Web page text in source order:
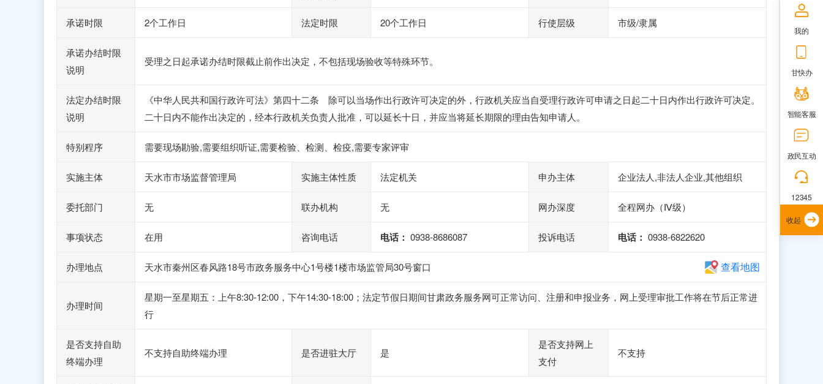
承诺时限 2个工作日 法定时限 20个工作日 行使层级 市级/隶属
承诺办结时限
说明
受理之日起承诺办结时限截止前作出决定，不包括现场验收等特殊环节。
法定办结时限
说明
《中华人民共和国行政许可法》第四十二条 除可以当场作出行政许可决定的外，行政机关应当自受理行政许可申请之日起二十日内作出行政许可决定。
二十日内不能作出决定的，经本行政机关负责人批准，可以延长十日，并应当将延长期限的理由告知申请人。
特别程序 需要现场勘验,需要组织听证,需要检验、检测、检疫,需要专家评审
实施主体 天水市市场监督管理局 实施主体性质 法定机关 申办主体 企业法人,非法人企业,其他组织
委托部门 无 联办机构 无 网办深度 全程网办（Ⅳ级）
事项状态 在用 咨询电话 电话： 0938-8686087 投诉电话 电话： 0938-6822620
办理地点 天水市秦州区春风路18号市政务服务中心1号楼1楼市场监管局30号窗口 查看地图
办理时间
星期一至星期五：上午8:30-12:00，下午14:30-18:00；法定节假日期间甘肃政务服务网可正常访问、注册和申报业务，网上受理审批工作将在节后正常进
行
是否支持自助
终端办理
不支持自助终端办理 是否进驻大厅 是
是否支持网上
支付
不支持
我的
甘快办
智能客服
政民互动
12345
收起